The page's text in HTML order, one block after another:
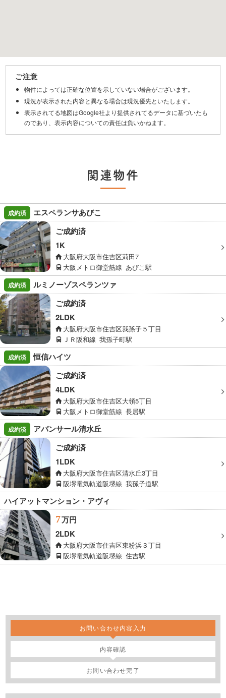
ご注意
物件によっては正確な位置を示していない場合がございます。
現況が表示された内容と異なる場合は現況優先といたします。
表示されてる地図はGoogle社より提供されてるデータに基づいたも
のであり、表示内容についての責任は負いかねます。
関連物件
成約済 エスペランサあびこ
ご成約済
1K
大阪府大阪市住吉区苅田7
大阪メトロ御堂筋線 あびこ駅
成約済 ルミノーゾスペランツァ
ご成約済
2LDK
大阪府大阪市住吉区我孫子５丁目
ＪＲ阪和線 我孫子町駅
成約済 恒信ハイツ
ご成約済
4LDK
大阪府大阪市住吉区大領5丁目
大阪メトロ御堂筋線 長居駅
成約済 アバンサール清水丘
ご成約済
1LDK
大阪府大阪市住吉区清水丘3丁目
阪堺電気軌道阪堺線 我孫子道駅
ハイアットマンション・アヴィ
7万円
2LDK
大阪府大阪市住吉区東粉浜３丁目
阪堺電気軌道阪堺線 住吉駅
お問い合わせ内容入力
内容確認
お問い合わせ完了